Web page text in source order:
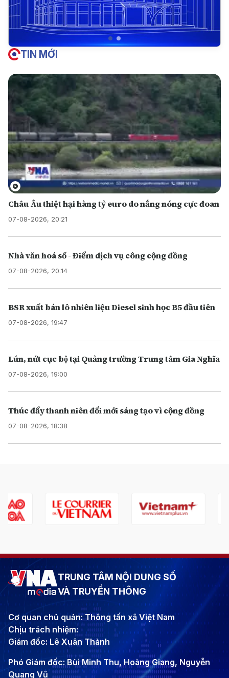
TIN MỚI
Châu Âu thiệt hại hàng tỷ euro do nắng nóng cực đoan
07-08-2026, 20:21
Nhà văn hoá số - Điểm dịch vụ công cộng đồng
07-08-2026, 20:14
BSR xuất bán lô nhiên liệu Diesel sinh học B5 đầu tiên
07-08-2026, 19:47
Lún, nứt cục bộ tại Quảng trường Trung tâm Gia Nghĩa
07-08-2026, 19:00
Thúc đẩy thanh niên đổi mới sáng tạo vì cộng đồng
07-08-2026, 18:38
TRUNG TÂM NỘI DUNG SỐ
VÀ TRUYỀN THÔNG
Cơ quan chủ quản: Thông tấn xã Việt Nam
Chịu trách nhiệm:
Giám đốc: Lê Xuân Thành
Phó Giám đốc: Bùi Minh Thu, Hoàng Giang, Nguyễn
Quang Vũ